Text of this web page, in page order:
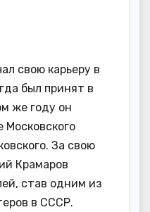
свою карьеру в
был принят в
же году он
Московского
За свою
Крамаров
став одним из
в СССР.